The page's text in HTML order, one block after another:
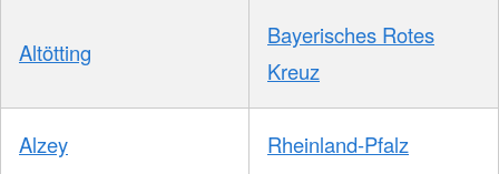
Altötting
Bayerisches Rotes
Kreuz
Alzey Rheinland-Pfalz